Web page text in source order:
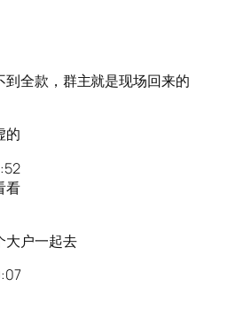
全款，群主就是现场回来的
的
看
大户一起去